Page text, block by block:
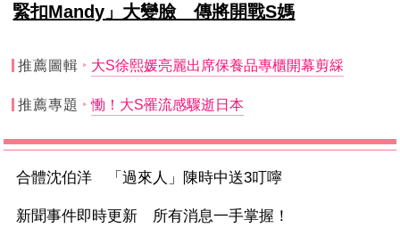
緊扣Mandy」大變臉 傳將開戰S媽
推薦圖輯 大S徐熙媛亮麗出席保養品專櫃開幕剪綵
推薦專題 慟！大S罹流感驟逝日本
合體沈伯洋 「過來人」陳時中送3叮嚀
新聞事件即時更新 所有消息一手掌握！